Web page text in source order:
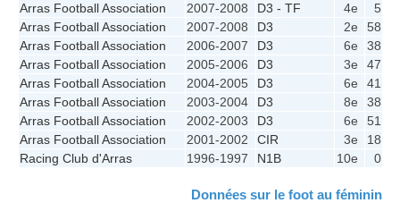
Arras Football Association
2007-2008 D3 - TF 4e 5
Arras Football Association
2007-2008 D3 2e 58
Arras Football Association
2006-2007 D3 6e 38
Arras Football Association
2005-2006 D3 3e 47
Arras Football Association
2004-2005 D3 6e 41
Arras Football Association
2003-2004 D3 8e 38
Arras Football Association
2002-2003 D3 6e 51
Arras Football Association
2001-2002 CIR 3e 18
Racing Club d'Arras
1996-1997 N1B 10e 0
Données sur le foot au féminin